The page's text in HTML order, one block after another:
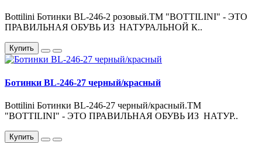
Bottilini Ботинки BL-246-2 розовый.ТМ "BOTTILINI" - ЭТО
ПРАВИЛЬНАЯ ОБУВЬ ИЗ НАТУРАЛЬНОЙ К..
Купить
Ботинки BL-246-27 черный/красный
Bottilini Ботинки BL-246-27 черный/красный.ТМ
"BOTTILINI" - ЭТО ПРАВИЛЬНАЯ ОБУВЬ ИЗ НАТУР..
Купить